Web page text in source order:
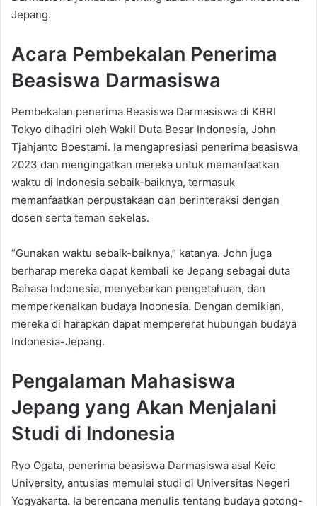
Jepang.
Acara Pembekalan Penerima
Beasiswa Darmasiswa
Pembekalan penerima Beasiswa Darmasiswa di KBRI
Tokyo dihadiri oleh Wakil Duta Besar Indonesia, John
Tjahjanto Boestami. Ia mengapresiasi penerima beasiswa
2023 dan mengingatkan mereka untuk memanfaatkan
waktu di Indonesia sebaik-baiknya, termasuk
memanfaatkan perpustakaan dan berinteraksi dengan
dosen serta teman sekelas.
“Gunakan waktu sebaik-baiknya,” katanya. John juga
berharap mereka dapat kembali ke Jepang sebagai duta
Bahasa Indonesia, menyebarkan pengetahuan, dan
memperkenalkan budaya Indonesia. Dengan demikian,
mereka di harapkan dapat mempererat hubungan budaya
Indonesia-Jepang.
Pengalaman Mahasiswa
Jepang yang Akan Menjalani
Studi di Indonesia
Ryo Ogata, penerima beasiswa Darmasiswa asal Keio
University, antusias memulai studi di Universitas Negeri
Yogyakarta. Ia berencana menulis tentang budaya gotong-